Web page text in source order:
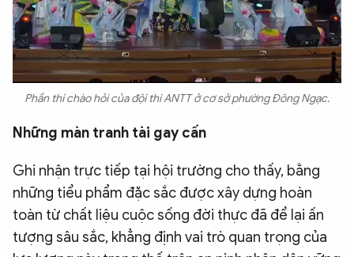
Phần thi chào hỏi của đội thi ANTT ở cơ sở phường Đông Ngạc.
Những màn tranh tài gay cấn
Ghi nhận trực tiếp tại hội trường cho thấy, bằng
những tiểu phẩm đặc sắc được xây dựng hoàn
toàn từ chất liệu cuộc sống đời thực đã để lại ấn
tượng sâu sắc, khẳng định vai trò quan trọng của